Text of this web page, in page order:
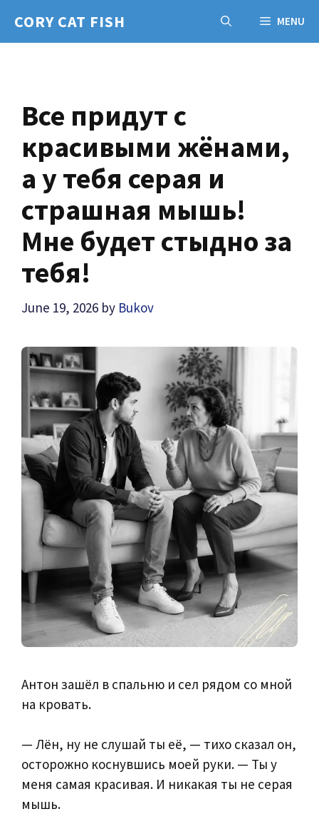
CORY CAT FISH MENU
Все придут с
красивыми жёнами,
а у тебя серая и
страшная мышь!
Мне будет стыдно за
тебя!
June 19, 2026 by Bukov
Антон зашёл в спальню и сел рядом со мной
на кровать.
— Лён, ну не слушай ты её, — тихо сказал он,
осторожно коснувшись моей руки. — Ты у
меня самая красивая. И никакая ты не серая
мышь.